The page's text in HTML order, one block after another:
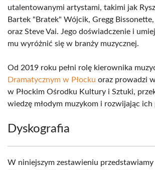
utalentowanymi artystami, takimi jak
Bartek "Bratek" Wójcik, Gregg
oraz Steve Vai. Jego doświadczenie i
mu wyróżnić się w branży muzycznej.
Od 2019 roku pełni rolę kierownika
Dramatycznym w Płocku oraz prowadzi
w Płockim Ośrodku Kultury i Sztuki,
wiedzę młodym muzykom i rozwijając ich
Dyskografia
W niniejszym zestawieniu